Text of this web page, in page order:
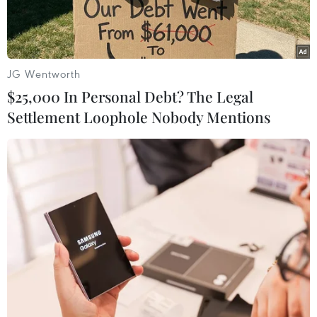
Đoàn thanh niên thành phố thăm hỏi, tặng quà Trung thu cho
con em công nhân có hoàn cảnh khó khăn, người lao động tại
các khu nhà trọ. (Ảnh: Thanh Vũ/TTXVN)
Dù đại dịch COVID-19 tại Thành phố Hồ Chí
JG Wentworth
$25,000 In Personal Debt? The Legal
Settlement Loophole Nobody Mentions